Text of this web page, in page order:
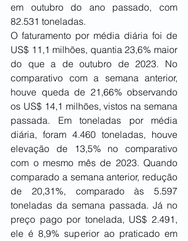
em outubro do ano passado, com
82.531 toneladas.
O faturamento por média diária foi de
US$ 11,1 milhões, quantia 23,6% maior
do que a de outubro de 2023. No
comparativo com a semana anterior,
houve queda de 21,66% observando
os US$ 14,1 milhões, vistos na semana
passada. Em toneladas por média
diária, foram 4.460 toneladas, houve
elevação de 13,5% no comparativo
com o mesmo mês de 2023. Quando
comparado a semana anterior, redução
de 20,31%, comparado às 5.597
toneladas da semana passada. Já no
preço pago por tonelada, US$ 2.491,
ele é 8,9% superior ao praticado em